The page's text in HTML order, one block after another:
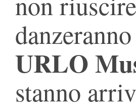
URLO
stanno